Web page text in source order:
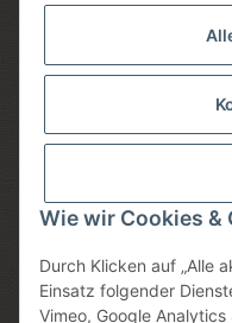
Wie wir Cookies &
Durch Klicken auf „Alle
Einsatz folgender
Vimeo, Google
Versandmethoden
Sicheres einkaufen